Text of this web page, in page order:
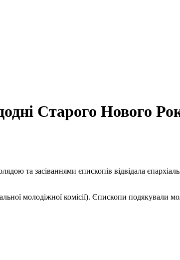
Старого Нового
та засіваннями єпископів відвідала
молодіжної комісії). Єпископи подякували